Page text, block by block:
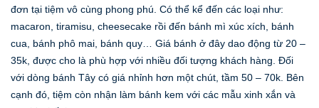
đơn tại tiệm vô cùng phong phú. Có thể kể đến các loại như:
macaron, tiramisu, cheesecake rồi đến bánh mì xúc xích, bánh
cua, bánh phô mai, bánh quy… Giá bánh ở đây dao động từ 20 –
35k, được cho là phù hợp với nhiều đối tượng khách hàng. Đối
với dòng bánh Tây có giá nhỉnh hơn một chút, tầm 50 – 70k. Bên
cạnh đó, tiệm còn nhận làm bánh kem với các mẫu xinh xắn và